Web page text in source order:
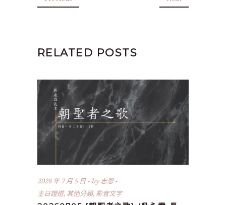
RELATED POSTS
2026 年 7 月 5 日 by志恩
主日證道, 其他分類, 影音文字